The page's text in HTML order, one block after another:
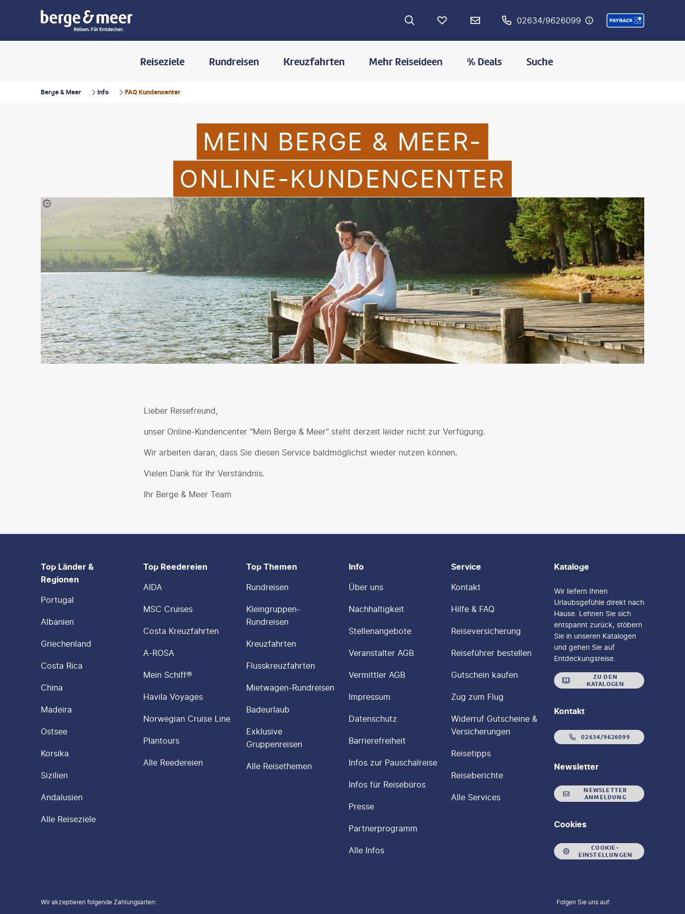
02634/9626099
Reiseziele Rundreisen Kreuzfahrten Mehr Reiseideen % Deals Suche
Berge & Meer Info FAQ Kundencenter
MEIN BERGE & MEER-
ONLINE-KUNDENCENTER
©PeopleImages-gty
Lieber Reisefreund,
unser Online-Kundencenter "Mein Berge & Meer" steht derzeit leider nicht zur Verfügung.
Wir arbeiten daran, dass Sie diesen Service baldmöglichst wieder nutzen können.
Vielen Dank für Ihr Verständnis.
Ihr Berge & Meer Team
Footer navigation
Top Länder &
Regionen
Portugal
Albanien
Griechenland
Costa Rica
China
Madeira
Ostsee
Korsika
Sizilien
Andalusien
Alle Reiseziele
Top Reedereien
AIDA
MSC Cruises
Costa Kreuzfahrten
A-ROSA
Mein Schiff®
Havila Voyages
Norwegian Cruise Line
Plantours
Alle Reedereien
Top Themen
Rundreisen
Kleingruppen-
Rundreisen
Kreuzfahrten
Flusskreuzfahrten
Mietwagen-Rundreisen
Badeurlaub
Exklusive
Gruppenreisen
Alle Reisethemen
Info
Über uns
Nachhaltigkeit
Stellenangebote
Veranstalter AGB
Vermittler AGB
Impressum
Datenschutz
Barrierefreiheit
Infos zur Pauschalreise
Infos für Reisebüros
Presse
Partnerprogramm
Alle Infos
Service
Kontakt
Hilfe & FAQ
Reiseversicherung
Reiseführer bestellen
Gutschein kaufen
Zug zum Flug
Widerruf Gutscheine &
Versicherungen
Reisetipps
Reiseberichte
Alle Services
Kataloge
Wir liefern Ihnen
Urlaubsgefühle direkt nach
Hause. Lehnen Sie sich
entspannt zurück, stöbern
Sie in unseren Katalogen
und gehen Sie auf
Entdeckungsreise.
ZU DEN
KATALOGEN
Kontakt
02634/9626099
Newsletter
NEWSLETTER
ANMELDUNG
Cookies
COOKIE-
EINSTELLUNGEN
Wir akzeptieren folgende Zahlungsarten: Folgen Sie uns auf: